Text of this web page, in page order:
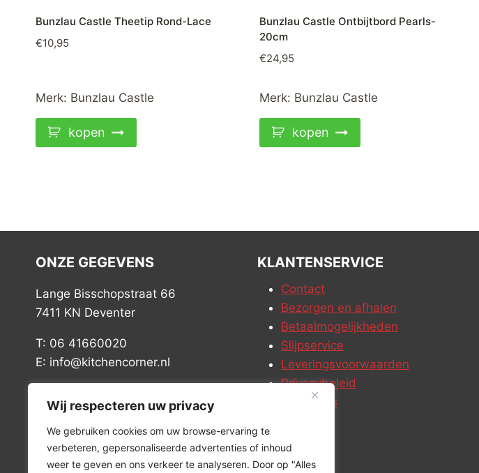
Wij respecteren uw privacy
We gebruiken cookies om uw browse-ervaring te
verbeteren, gepersonaliseerde advertenties of inhoud
weer te geven en ons verkeer te analyseren. Door op "Alles
Bunzlau Castle Theetip Rond-Lace
€10,95
Merk: Bunzlau Castle
kopen
Bunzlau Castle Ontbijtbord Pearls-
20cm
€24,95
Merk: Bunzlau Castle
kopen
ONZE GEGEVENS
Lange Bisschopstraat 66
7411 KN Deventer
T: 06 41660020
E: info@kitchencorner.nl
BTW: NL001915997B81
KLANTENSERVICE
Contact
Bezorgen en afhalen
Betaalmogelijkheden
Slijpservice
Leveringsvoorwaarden
Privacybeleid
Vacatures